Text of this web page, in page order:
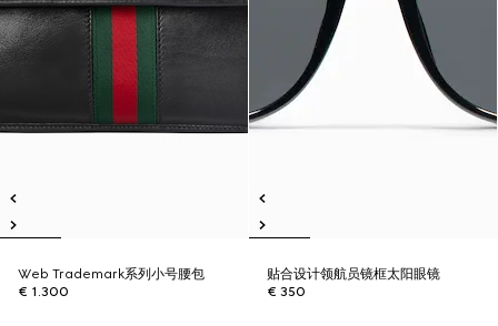
Web Trademark系列小号腰包
€ 1.300
贴合设计领航员镜框太阳眼镜
€ 350